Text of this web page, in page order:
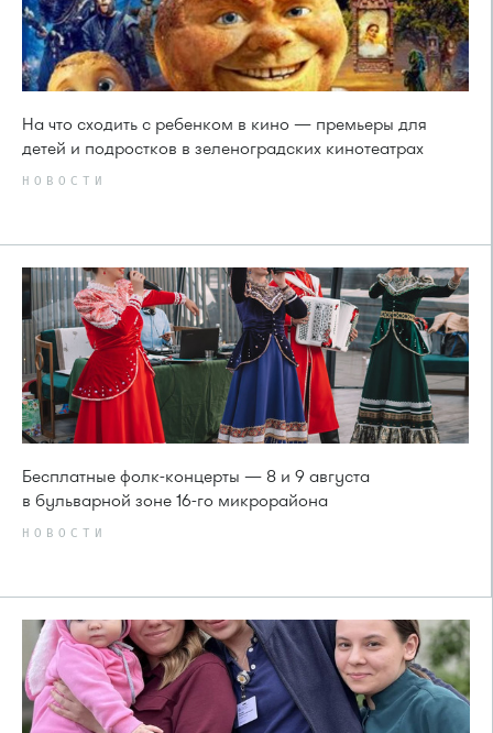
На что сходить с ребенком в кино — премьеры для
детей и подростков в зеленоградских кинотеатрах
НОВОСТИ
Бесплатные фолк-концерты — 8 и 9 августа
в бульварной зоне 16-го микрорайона
НОВОСТИ